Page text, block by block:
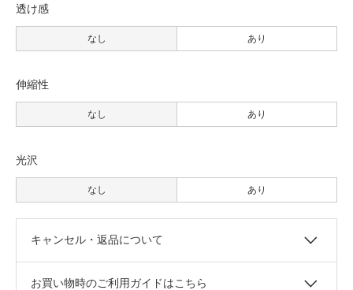
透け感
なし あり
伸縮性
なし あり
光沢
なし あり
キャンセル・返品について
お買い物時のご利用ガイドはこちら